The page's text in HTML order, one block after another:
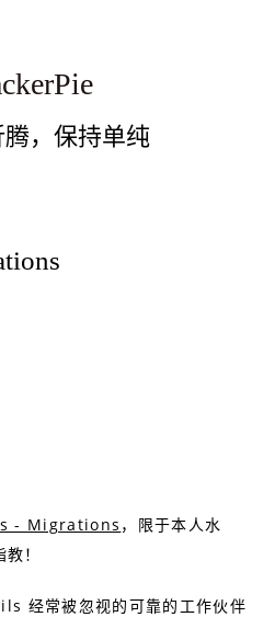
，保持单纯
- Migrations ，限于本人水
！
经常被忽视的可靠的工作伙伴